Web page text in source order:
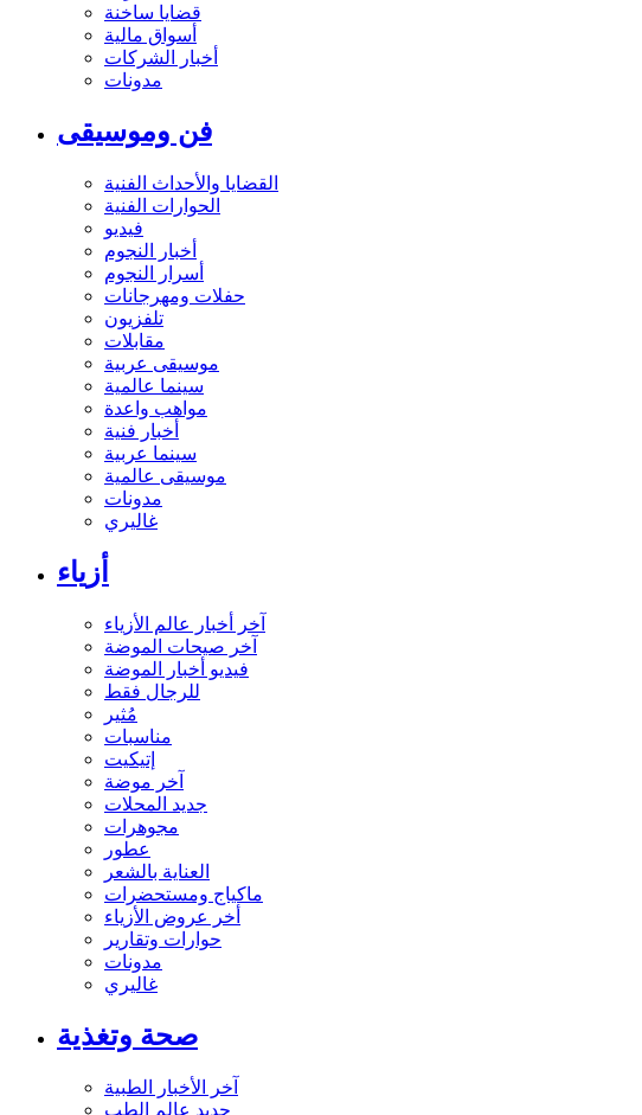
قضايا ساخنة
أسواق مالية
أخبار الشركات
مدونات
فن وموسيقى
القضايا والأحداث الفنية
الحوارات الفنية
فيديو
أخبار النجوم
أسرار النجوم
حفلات ومهرجانات
تلفزيون
مقابلات
موسيقى عربية
سينما عالمية
مواهب واعدة
أخبار فنية
سينما عربية
موسيقى عالمية
مدونات
غاليري
أزياء
آخر أخبار عالم الأزياء
آخر صيحات الموضة
فيديو أخبار الموضة
للرجال فقط
مُثير
مناسبات
إتيكيت
آخر موضة
جديد المحلات
مجوهرات
عطور
العناية بالشعر
ماكياج ومستحضرات
أخر عروض الأزياء
حوارات وتقارير
مدونات
غاليري
صحة وتغذية
آخر الأخبار الطبية
جديد عالم الطب